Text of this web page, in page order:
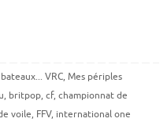
VRC, Mes périples
, britpop, cf, championnat de
voile, FFV, international one